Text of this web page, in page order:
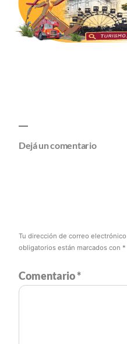
Dejá un comentario
Tu dirección de correo
obligatorios están marcados con *
Comentario*